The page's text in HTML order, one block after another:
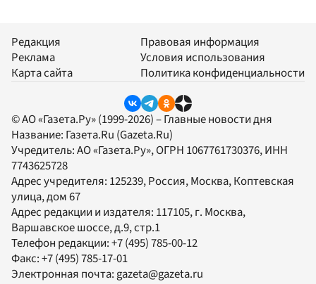
Редакция
Реклама
Карта сайта
Правовая информация
Условия использования
Политика конфиденциальности
© АО «Газета.Ру» (1999-2026) – Главные новости дня
Название: Газета.Ru (Gazeta.Ru)
Учредитель:АО «Газета.Ру», ОГРН 1067761730376, ИНН
7743625728
Адрес учредителя: 125239, Россия, Москва, Коптевская
улица, дом 67
Адрес редакции и издателя: 117105, г. Москва,
Варшавское шоссе, д.9, стр.1
Телефон редакции:+7 (495) 785-00-12
Факс:+7 (495) 785-17-01
Электронная почта:gazeta@gazeta.ru